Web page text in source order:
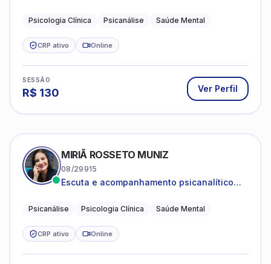
Psicologia Clínica Psicanálise Saúde Mental
CRP ativo Online
SESSÃO
R$ 130 Ver Perfil
MIRIÃ ROSSETO MUNIZ
08/29915
Escuta e acompanhamento psicanalítico
Psicanálise Psicologia Clínica Saúde Mental
CRP ativo Online